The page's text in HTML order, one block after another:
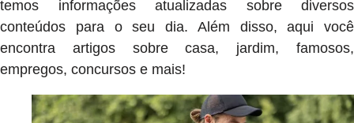
temos informações atualizadas sobre diversos
conteúdos para o seu dia. Além disso, aqui você
encontra artigos sobre casa, jardim, famosos,
empregos, concursos e mais!